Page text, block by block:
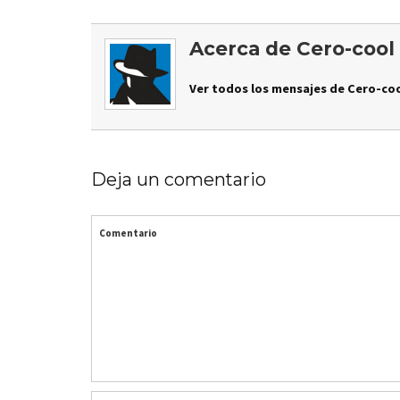
Acerca de Cero-cool
Ver todos los mensajes de Cero-
Deja un comentario
Comentario